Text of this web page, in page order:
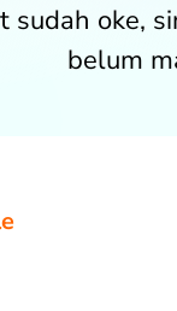
oke,
belum